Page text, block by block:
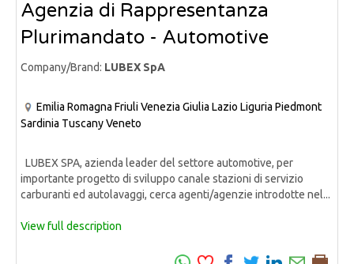
Agenzia di Rappresentanza
Plurimandato - Automotive
Company/Brand: LUBEX SpA
Emilia Romagna Friuli Venezia Giulia Lazio Liguria Piedmont
Sardinia TuscanyVeneto
LUBEX SPA, azienda leader del settore automotive, per
importante progetto di sviluppo canale stazioni di servizio
carburanti ed autolavaggi, cerca agenti/agenzie introdotte nel...
View full description